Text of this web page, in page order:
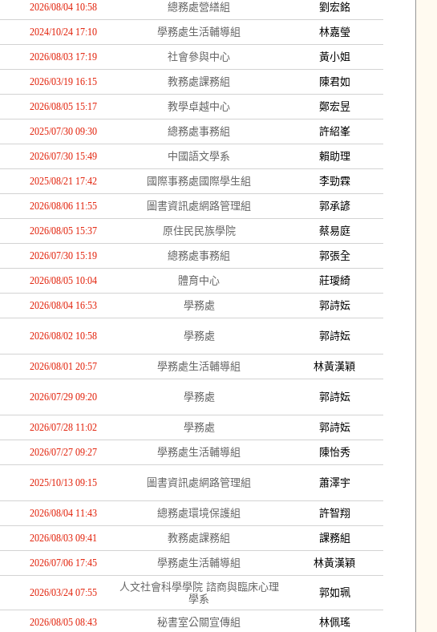
2026/08/04 10:58 總務處營繕組 劉宏銘
2024/10/24 17:10 學務處生活輔導組 林嘉瑩
2026/08/03 17:19 社會參與中心 黃小姐
2026/03/19 16:15 教務處課務組 陳君如
2026/08/05 15:17 教學卓越中心 鄭宏昱
2025/07/30 09:30 總務處事務組 許紹峯
2026/07/30 15:49 中國語文學系 賴助理
2025/08/21 17:42 國際事務處國際學生組 李勁霖
2026/08/06 11:55 圖書資訊處網路管理組 郭承諺
2026/08/05 15:37 原住民民族學院 蔡易庭
2026/07/30 15:19 總務處事務組 郭張全
2026/08/05 10:04 體育中心 莊璦綺
2026/08/04 16:53 學務處 郭詩妘
2026/08/02 10:58 學務處 郭詩妘
2026/08/01 20:57 學務處生活輔導組 林黃漢穎
2026/07/29 09:20 學務處 郭詩妘
2026/07/28 11:02 學務處 郭詩妘
2026/07/27 09:27 學務處生活輔導組 陳怡秀
2025/10/13 09:15 圖書資訊處網路管理組 蕭澤宇
2026/08/04 11:43 總務處環境保護組 許智翔
2026/08/03 09:41 教務處課務組 課務組
2026/07/06 17:45 學務處生活輔導組 林黃漢穎
2026/03/24 07:55
人文社會科學學院 諮商與臨床心理
學系
郭如珮
2026/08/05 08:43 秘書室公關宣傳組 林佩瑤